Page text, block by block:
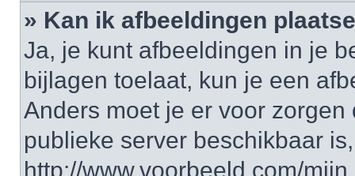
» Kan ik afbeeldingen
Ja, je kunt afbeeldingen in je
bijlagen toelaat, kun je een
Anders moet je er voor
publieke server beschikbaar
http://www.voorbeeld.com/